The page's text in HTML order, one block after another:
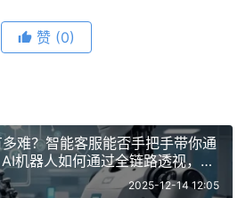
赞 (0)
难？智能客服能否手把手带你通
机器人如何通过全链路透视，化
2025-12-14 12:05